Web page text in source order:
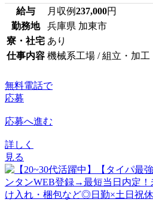
給与 月収例237,000円
勤務地
兵庫県 加東市
寮・社宅 あり
仕事内容 機械系工場 / 組立・加工
無料電話で
応募
応募へ進む
詳しく
見る